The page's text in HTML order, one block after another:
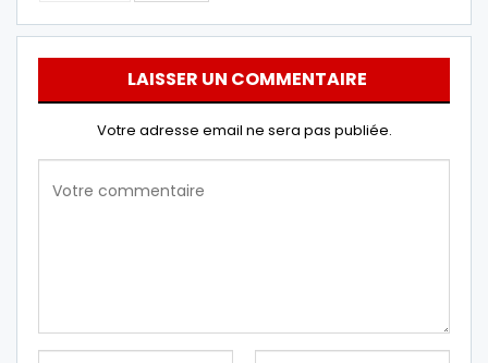
LAISSER UN COMMENTAIRE
Votre adresse email ne sera pas publiée.